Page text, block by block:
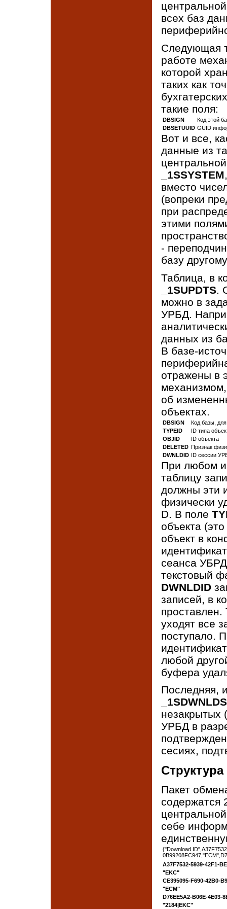
всех баз
Следующая
работе
которой
таких как
такие поля:
DBSIGN
Код этой
DBSETUUID GUID
Вот и все,
данные из
_1SSYSTEM
вместо
(вопреки
при
этими
-
базу
Таблица, в
_1SUPDTS .
можно в
УРБД.
данных из
В базе-
отражены в
об
объектах.
DBSIGN
Код базы,
TYPEID
ID типа
OBJID
ID объекта
DELETED Признак
DWNLDID ID сессии
При любом
таблицу
должны эти
физически
D. В поле
объекта
объект в
сеанса
текстовый
DWNLDID
записей, в
проставлен.
уходят все
поступало.
любой
буфера
Последняя,
_1SDWNLDS
незакрытых
УРБД в
сесиях,
Пакет
содержатся
себе
{"Download
A37F7532-5939-42F1-
"EKC"
CE395095-F690-42B0-
"ECM"
D76EE5A2-B06E-4E03-
"2184|EKC"